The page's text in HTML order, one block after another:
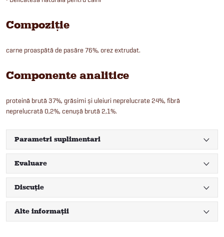
Compoziție
carne proaspătă de pasăre 76%, orez extrudat.
Componente analitice
proteină brută 37%, grăsimi și uleiuri neprelucrate 24%, fibră
neprelucrată 0,2%, cenușă brută 2,1%.
Parametri suplimentari
Evaluare
Discuţie
Alte informații